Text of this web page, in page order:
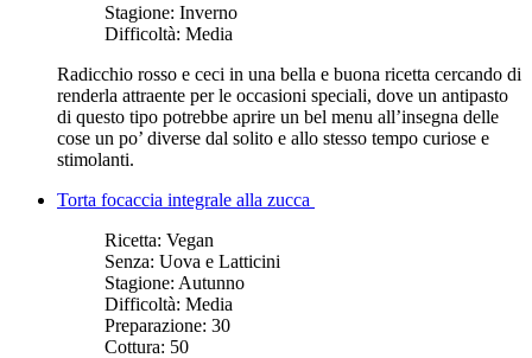
Stagione: Inverno
Difficoltà: Media
Radicchio rosso e ceci in una bella e buona ricetta cercando di
renderla attraente per le occasioni speciali, dove un antipasto
di questo tipo potrebbe aprire un bel menu all’insegna delle
cose un po’ diverse dal solito e allo stesso tempo curiose e
stimolanti.
Torta focaccia integrale alla zucca
Ricetta: Vegan
Senza: Uova e Latticini
Stagione: Autunno
Difficoltà: Media
Preparazione: 30
Cottura: 50